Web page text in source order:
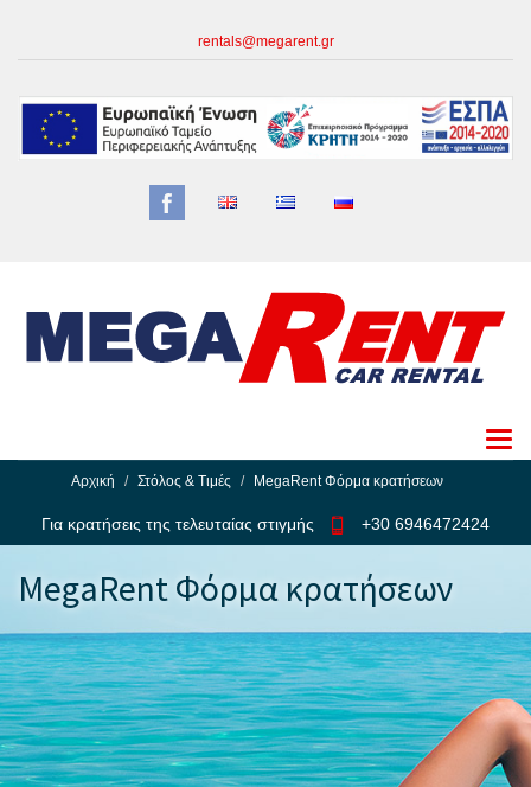
rentals@megarent.gr
Αρχική Στόλος & Τιμές MegaRent Φόρμα κρατήσεων
Για κρατήσεις της τελευταίας στιγμής +30 6946472424
MegaRent Φόρμα κρατήσεων